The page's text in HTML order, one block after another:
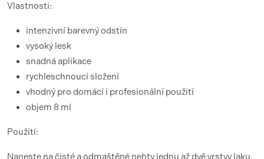
Vlastnosti:
intenzivní barevný odstín
vysoký lesk
snadná aplikace
rychleschnoucí složení
vhodný pro domácí i profesionální použití
objem 8 ml
Použití:
Naneste na čisté a odmaštěné nehty jednu až dvě vrstvy laku.